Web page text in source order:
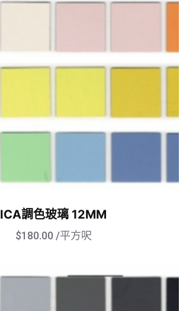
ICA調色玻璃 12MM
$180.00 /平方呎